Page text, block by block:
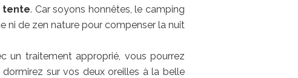
tente. Car soyons honnêtes, le camping
ni de zen nature pour compenser la nuit
un traitement approprié, vous pourrez
sur vos deux oreilles à la belle